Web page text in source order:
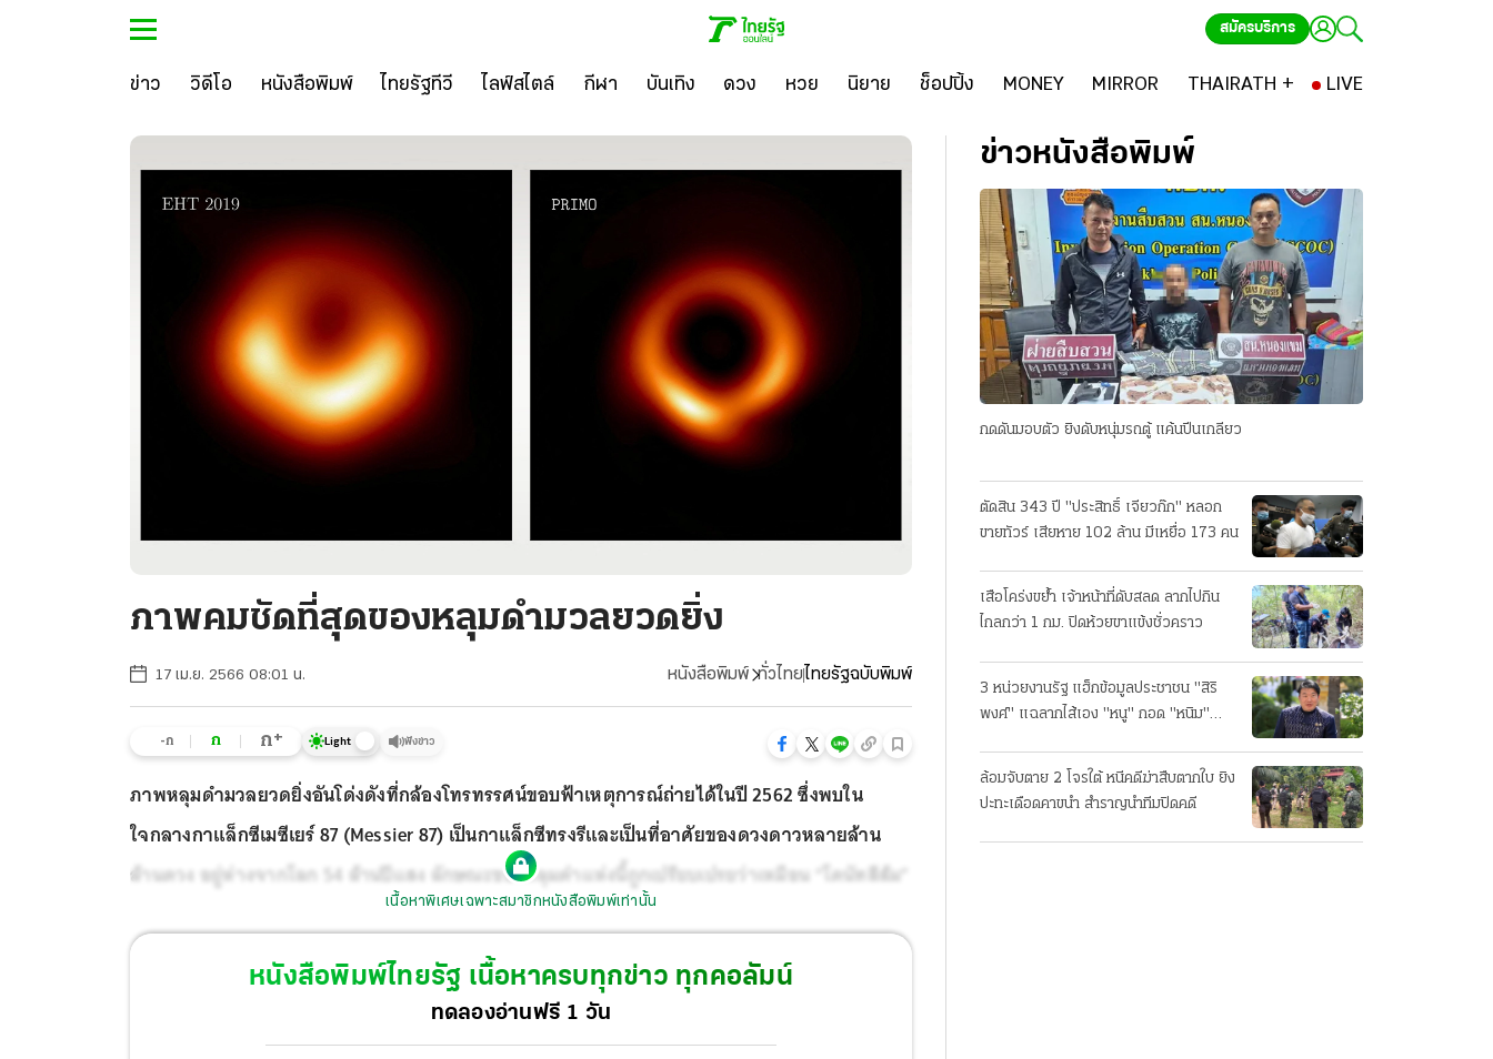
สมัครบริการ
ข่าว วิดีโอ หนังสือพิมพ์ ไทยรัฐทีวี ไลฟ์สไตล์ กีฬา บันเทิง ดวง หวย นิยาย ช็อปปิ้ง MONEY MIRROR THAIRATH + LIVE
ภาพคมชัดที่สุดของหลุมดำมวลยวดยิ่ง
17 เม.ย. 2566 08:01 น. หนังสือพิมพ์ ทั่วไทยไทยรัฐฉบับพิมพ์
-ก ก ก+ Light ฟังข่าว
ภาพหลุมดำมวลยวดยิ่งอันโด่งดังที่กล้องโทรทรรศน์ขอบฟ้าเหตุการณ์ถ่ายได้ในปี 2562 ซึ่งพบใน
ใจกลางกาแล็กซีเมซีเยร์ 87 (Messier 87) เป็นกาแล็กซีทรงรีและเป็นที่อาศัยของดวงดาวหลายล้าน
ล้านดวง อยู่ห่างจากโลก 54 ล้านปีแสง ลักษณะของหลุมดำแห่งนี้ถูกเปรียบเปรยว่าเหมือน “โดนัทสีส้ม”
เนื้อหาพิเศษเฉพาะสมาชิกหนังสือพิมพ์เท่านั้น
หนังสือพิมพ์ไทยรัฐ เนื้อหาครบทุกข่าว ทุกคอลัมน์
ทดลองอ่านฟรี 1 วัน
ข่าวหนังสือพิมพ์
กดดันมอบตัว ยิงดับหนุ่มรถตู้ แค้นปีนเกลียว
ตัดสิน 343 ปี "ประสิทธิ์ เจียวก๊ก" หลอก
ขายทัวร์ เสียหาย 102 ล้าน มีเหยื่อ 173 คน
เสือโคร่งขย้ำ เจ้าหน้าที่ดับสลด ลากไปกิน
ไกลกว่า 1 กม. ปิดห้วยขาแข้งชั่วคราว
3 หน่วยงานรัฐ แฮ็กข้อมูลประชาชน "สิริ
พงศ์" แฉลากไส้เอง "หนู" กอด "หนิม"
ล้อมจับตาย 2 โจรใต้ หนีคดีฆ่าสืบตากใบ ยิง
ปะทะเดือดคาขนำ สำราญนำทีมปิดคดี